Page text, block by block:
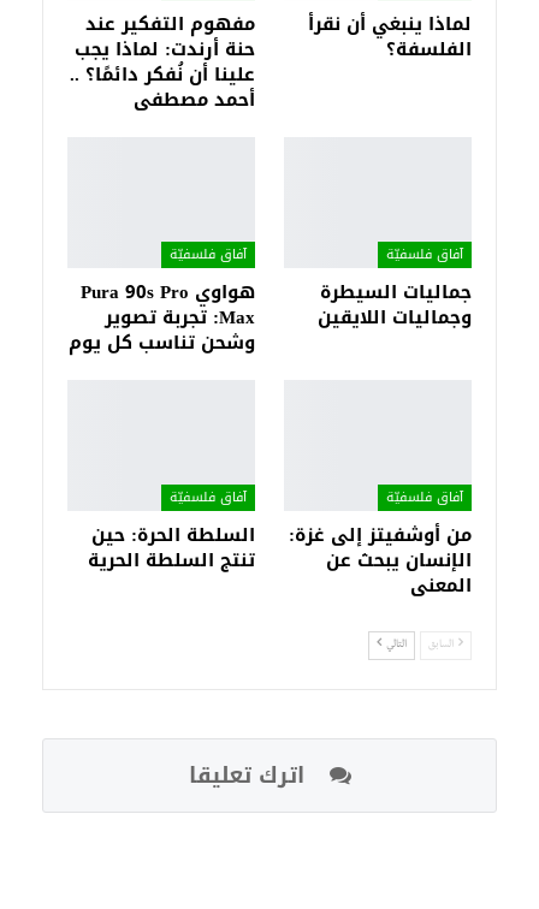
لماذا ينبغي أن نقرأ
الفلسفة؟
مفهوم التفكير عند
حنة أرندت: لماذا يجب
علينا أن نُفكر دائمًا؟ ..
أحمد مصطفى
آفاق فلسفيّة‎
جماليات السيطرة
وجماليات اللايقين
آفاق فلسفيّة‎
هواوي Pura 90s Pro
Max: تجربة تصوير
وشحن تناسب كل يوم
آفاق فلسفيّة‎
من أوشفيتز إلى غزة:
الإنسان يبحث عن
المعنى
آفاق فلسفيّة‎
السلطة الحرة: حين
تنتج السلطة الحرية
السابق التالي
اترك تعليقا